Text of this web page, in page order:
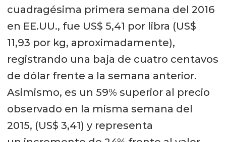
cuadragésima primera semana del 2016
en EE.UU., fue US$ 5,41 por libra (US$
11,93 por kg, aproximadamente),
registrando una baja de cuatro centavos
de dólar frente a la semana anterior.
Asimismo, es un 59% superior al precio
observado en la misma semana del
2015, (US$ 3,41) y representa